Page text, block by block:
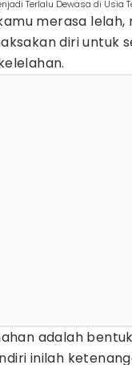
Terlalu Dewasa di Usia
merasa lelah,
diri untuk
adalah
inilah